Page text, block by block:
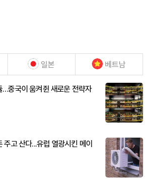
일본 베트남
…중국이 움켜쥔 새로운 전략자
주고 산다...유럽 열광시킨 메이